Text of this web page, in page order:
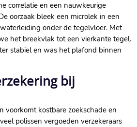
correlatie en een nauwkeurige
oorzaak bleek een microlek in een
onder de tegelvloer.​ Met
het breekvlak tot een vierkante tegel.​
stabiel en was het plafond binnen
bij
voorkomt kostbare zoekschade en
polissen vergoeden verzekeraars